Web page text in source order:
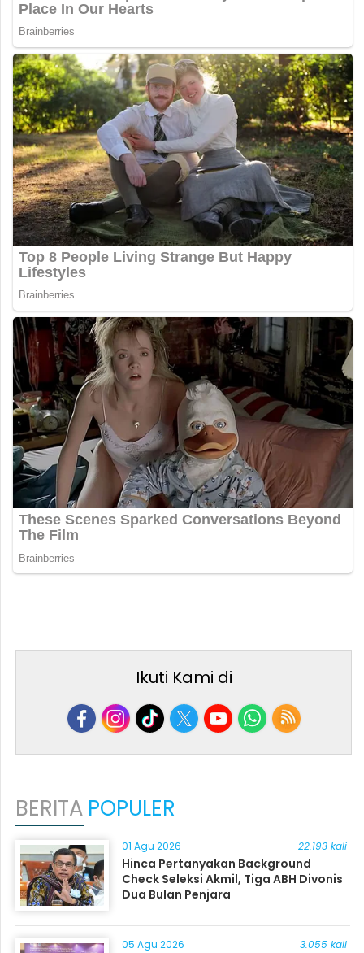
Ikuti Kami di
BERITA POPULER
01 Agu 2026 22.193 kali
Hinca Pertanyakan Background
Check Seleksi Akmil, Tiga ABH Divonis
Dua Bulan Penjara
05 Agu 2026 3.055 kali